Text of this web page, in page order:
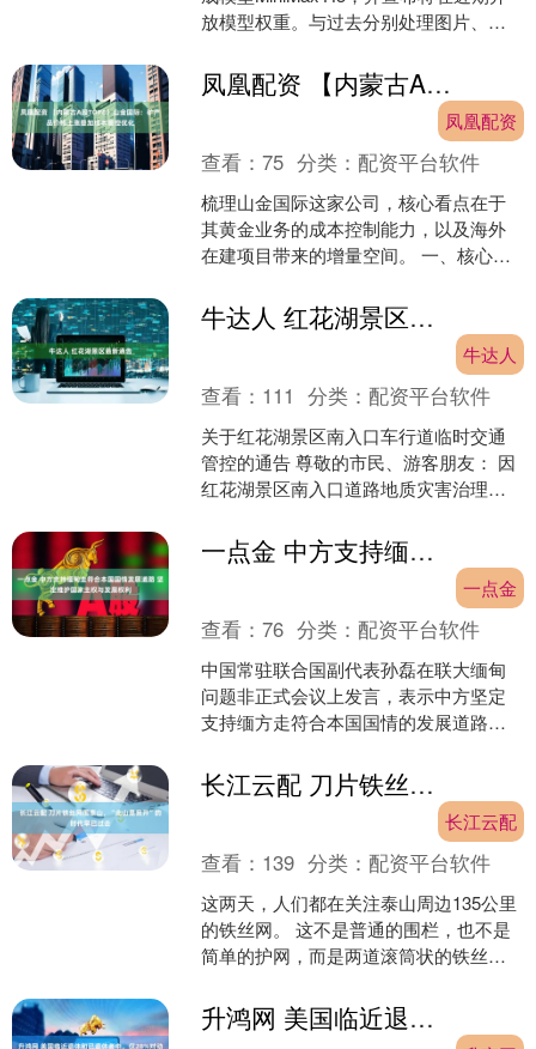
放模型权重。与过去分别处理图片、视
多....
凤凰配资 【内蒙古A股TOP6】山金国际：矿产品价格上涨叠加成本管控优化
凤凰配资
查看：75 分类：配资平台软件
梳理山金国际这家公司，核心看点在于
其黄金业务的成本控制能力，以及海外
在建项目带来的增量空间。 一、核心摘
码：000975），....
牛达人 红花湖景区最新通告
牛达人
查看： 111 分类：配资平台软件
关于红花湖景区南入口车行道临时交通
管控的通告 尊敬的市民、游客朋友： 因
红花湖景区南入口道路地质灾害治理工
年7月8日（周三....
一点金 中方支持缅甸走符合本国国情发展道路 坚定维护国家主权与发展权利
一点金
查看：76 分类：配资平台软件
中国常驻联合国副代表孙磊在联大缅甸
问题非正式会议上发言，表示中方坚定
支持缅方走符合本国国情的发展道路。
施政，全力推进国内和平与....长江云配 刀片铁丝网围泰山，“此山是我开”的时代早已过去
长江云配
查看： 139 分类：配资平台软件
这两天，人们都在关注泰山周边135公里
的铁丝网。 这不是普通的围栏，也不是
简单的护网，而是两道滚筒状的铁丝网
高，上面布满刀片状....
升鸿网 美国临近退休和已退休者中，仅28%对动用养老储蓄感到安心